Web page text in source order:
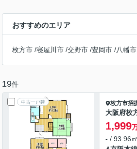
おすすめのエリア
枚方市 /寝屋川市 /交野市 /豊岡市 /八幡市
19件
中古一戸建 枚方市招
大阪府枚
1,999
- / 93.96